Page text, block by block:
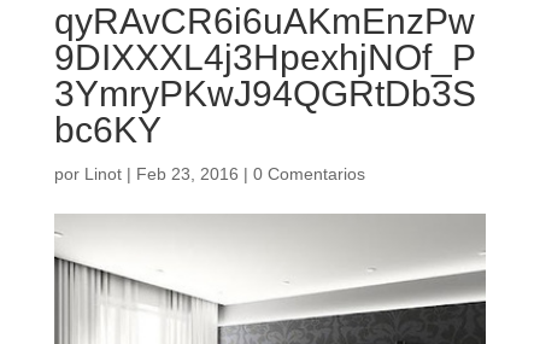
qyRAvCR6i6uAKmEnzPw
9DIXXXL4j3HpexhjNOf_P
3YmryPKwJ94QGRtDb3S
bc6KY
por Linot| Feb 23, 2016 | 0 Comentarios